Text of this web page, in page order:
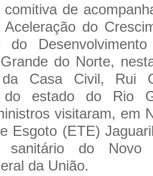
comitiva de
Aceleração do
do
do Norte,
Casa Civil, Rui
do estado do Rio
visitaram, em
Esgoto (ETE)
sanitário do
da União.